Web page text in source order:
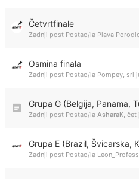
Četvrtfinale
Zadnji post Postao/la Plava
Osmina finala
Zadnji post Postao/la Pompey, sri
Grupa G (Belgija, Panama,
Zadnji post Postao/la AsharaK, čet
Grupa E (Brazil, Švicarska,
Zadnji post Postao/la